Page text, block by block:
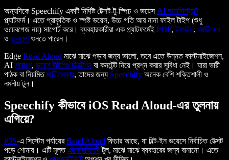
অন্যদিকে Speechify একটি নির্দিষ্ট টেক্সট-টু-স্পিচ ও ভয়েসAI অ্যাসিস্ট্যান্ট
প্ল্যাটফর্ম। এতে প্রাকৃতিক ও স্পষ্ট ভয়েস, উচ্চ গতি আর নানা ফাইল টাইপ (শুধু
ওয়েবপেজ নয়) সাপোর্ট করে। ব্যবহারকারীরা এক প্ল্যাটফর্মেই PDF, ইমেইল, আর্টিকেল
ও ডকুমেন্টশুনতে পারেন।
Edge Read Aloud মাঝে মাঝে পড়ার জন্য ভালো, তবে এতে উন্নত কাস্টমাইজেশন,
AI সারাংশ, ভয়েস টাইপিং ডিক্টেশনবা কনটেন্ট নিয়ে প্রশ্ন করার সুবিধা নেই। যারা ভারী
পাঠক বা নিয়মিতমাল্টিটাস্কার, তাদের জন্য Speechify অনেক বেশি শক্তিশালী ও
নমনীয় টুল।
Speechify কীভাবে iOS Read Aloud-এর তুলনায়
এগিয়ে?
iOS-এ সিস্টেম পর্যায়েরRead Aloud ফিচার আছে, যা বিল্ট-ইন ভয়েসে নির্বাচিত টেক্সট
পড়ে শোনায়। এটি মূলতএক্সেসিবিলিটিটুল, মাঝে মাঝে ব্যবহারের জন্য বানানো। এতে